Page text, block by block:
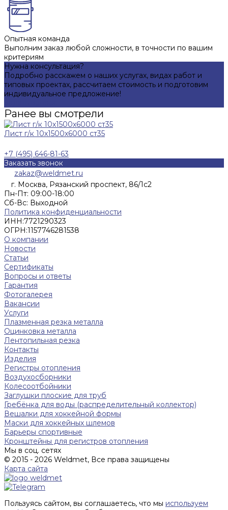
Опытная команда
Выполним заказ любой сложности, в точности по вашим
критериям
Нужна консультация?
Подробно расскажем о наших услугах, видах работ и
типовых проектах, рассчитаем стоимость и подготовим
индивидуальное предложение!
Ранее вы смотрели
Лист г/к 10х1500х6000 ст35
+7 (495) 646-81-63
Заказать звонок
zakaz@weldmet.ru
г. Москва, Рязанский проспект, 86/1с2
Пн-Пт: 09:00-18:00
Cб-Вс: Выходной
Политика конфиденциальности
ИНН:7721290323
ОГРН:1157746281538
О компании
Новости
Статьи
Сертификаты
Вопросы и ответы
Гарантия
Фотогалерея
Вакансии
Услуги
Плазменная резка металла
Оцинковка металла
Лентопильная резка
Контакты
Изделия
Регистры отопления
Воздухосборники
Колесоотбойники
Заглушки плоские для труб
Гребёнка для воды (распределительный коллектор)
Вешалки для хоккейной формы
Маски для хоккейных шлемов
Барьеры спортивные
Кронштейны для регистров отопления
Мы в соц. сетях
© 2015 - 2026 Weldmet, Все права защищены
Карта сайта
Пользуясь сайтом, вы соглашаетесь, что мы используем